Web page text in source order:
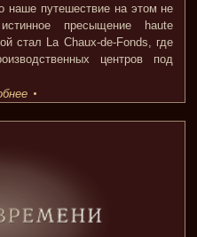
наше путешествие на этом не
пресыщение haute
стал La Chaux-de-Fonds, где
центров под